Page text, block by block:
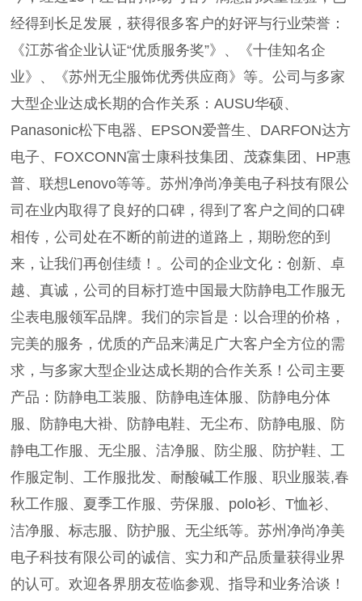
经得到长足发展，获得很多客户的好评与行业荣誉：
《江苏省企业认证“优质服务奖”》、《十佳知名企
业》、《苏州无尘服饰优秀供应商》等。公司与多家
大型企业达成长期的合作关系：AUSU华硕、
Panasonic松下电器、EPSON爱普生、DARFON达方
电子、FOXCONN富士康科技集团、茂森集团、HP惠
普、联想Lenovo等等。苏州净尚净美电子科技有限公
司在业内取得了良好的口碑，得到了客户之间的口碑
相传，公司处在不断的前进的道路上，期盼您的到
来，让我们再创佳绩！。公司的企业文化：创新、卓
越、真诚，公司的目标打造中国最大防静电工作服无
尘表电服领军品牌。我们的宗旨是：以合理的价格，
完美的服务，优质的产品来满足广大客户全方位的需
求，与多家大型企业达成长期的合作关系！公司主要
产品：防静电工装服、防静电连体服、防静电分体
服、防静电大褂、防静电鞋、无尘布、防静电服、防
静电工作服、无尘服、洁净服、防尘服、防护鞋、工
作服定制、工作服批发、耐酸碱工作服、职业服装,春
秋工作服、夏季工作服、劳保服、polo衫、T恤衫、
洁净服、标志服、防护服、无尘纸等。苏州净尚净美
电子科技有限公司的诚信、实力和产品质量获得业界
的认可。欢迎各界朋友莅临参观、指导和业务洽谈！